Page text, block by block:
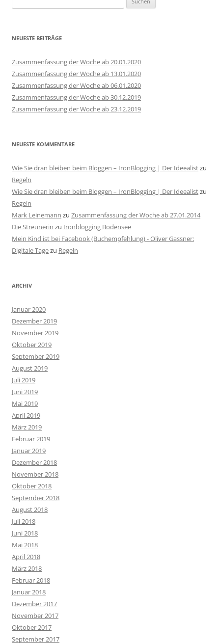
nach:
NEUESTE BEITRÄGE
Zusammenfassung der Woche ab 20.01.2020
Zusammenfassung der Woche ab 13.01.2020
Zusammenfassung der Woche ab 06.01.2020
Zusammenfassung der Woche ab 30.12.2019
Zusammenfassung der Woche ab 23.12.2019
NEUESTE KOMMENTARE
Wie Sie dran bleiben beim Bloggen – IronBlogging | Der Ideealistzu
Regeln
Wie Sie dran bleiben beim Bloggen – IronBlogging | Der Ideealistzu
Regeln
Mark Leinemann zu Zusammenfassung der Woche ab 27.01.2014
Die Streunerin zu Ironblogging Bodensee
Mein Kind ist bei Facebook (Buchempfehlung) - Oliver Gassner:
Digitale Tagezu Regeln
ARCHIV
Januar 2020
Dezember 2019
November 2019
Oktober 2019
September 2019
August 2019
Juli 2019
Juni 2019
Mai 2019
April 2019
März 2019
Februar 2019
Januar 2019
Dezember 2018
November 2018
Oktober 2018
September 2018
August 2018
Juli 2018
Juni 2018
Mai 2018
April 2018
März 2018
Februar 2018
Januar 2018
Dezember 2017
November 2017
Oktober 2017
September 2017